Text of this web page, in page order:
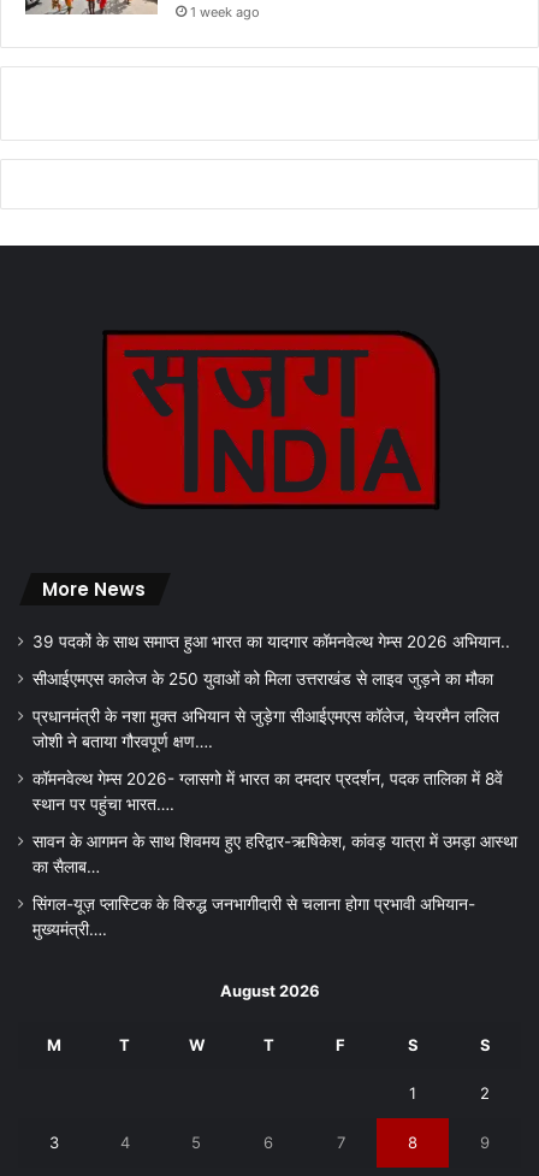
1 week ago
More News
39 पदकों के साथ समाप्त हुआ भारत का यादगार कॉमनवेल्थ गेम्स 2026 अभियान..
सीआईएमएस कालेज के 250 युवाओं को मिला उत्तराखंड से लाइव जुड़ने का मौका
प्रधानमंत्री के नशा मुक्त अभियान से जुड़ेगा सीआईएमएस कॉलेज, चेयरमैन ललित
जोशी ने बताया गौरवपूर्ण क्षण….
कॉमनवेल्थ गेम्स 2026- ग्लासगो में भारत का दमदार प्रदर्शन, पदक तालिका में 8वें
स्थान पर पहुंचा भारत….
सावन के आगमन के साथ शिवमय हुए हरिद्वार-ऋषिकेश, कांवड़ यात्रा में उमड़ा आस्था
का सैलाब…
सिंगल-यूज़ प्लास्टिक के विरुद्ध जनभागीदारी से चलाना होगा प्रभावी अभियान-
मुख्यमंत्री….
August 2026
M T W T F S S
1 2
3 4 5 6 7 8 9